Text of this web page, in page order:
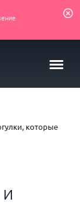
которые